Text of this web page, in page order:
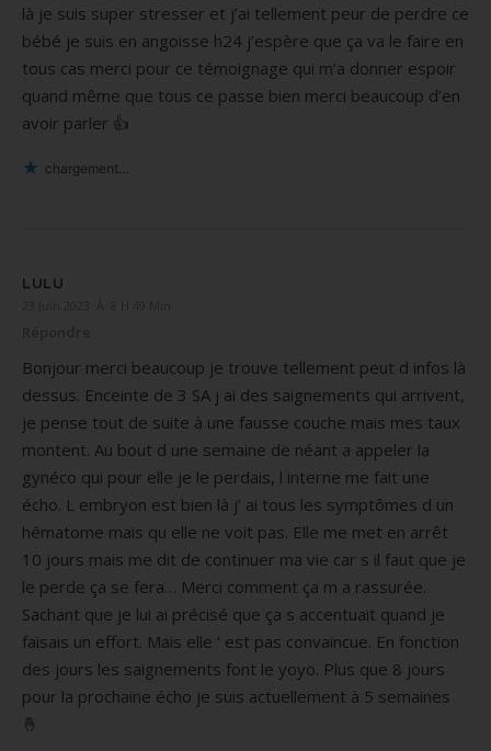
là je suis super stresser et j’ai tellement peur de perdre ce
bébé je suis en angoisse h24 j’espère que ça va le faire en
tous cas merci pour ce témoignage qui m’a donner espoir
quand même que tous ce passe bien merci beaucoup d’en
avoir parler 👍
chargement…
LULU
Bonjour merci beaucoup je trouve tellement peut d infos là
dessus. Enceinte de 3 SA j ai des saignements qui arrivent,
je pense tout de suite à une fausse couche mais mes taux
montent. Au bout d une semaine de néant a appeler la
gynéco qui pour elle je le perdais, l interne me fait une
écho. L embryon est bien là j’ ai tous les symptômes d un
hématome mais qu elle ne voit pas. Elle me met en arrêt
10 jours mais me dit de continuer ma vie car s il faut que je
le perde ça se fera… Merci comment ça m a rassurée.
Sachant que je lui ai précisé que ça s accentuait quand je
faisais un effort. Mais elle ‘ est pas convaincue. En fonction
des jours les saignements font le yoyo. Plus que 8 jours
pour la prochaine écho je suis actuellement à 5 semaines
🤞